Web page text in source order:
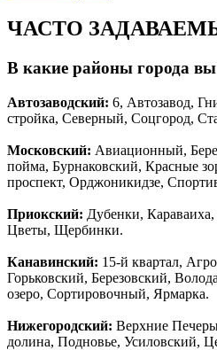
ЧАСТО
В какие районы города вы
Автозаводский: 6, Автозавод,
стройка, Северный, Соцгород,
Московский: Авиационный,
пойма, Бурнаковский, Красные
проспект, Орджоникидзе,
Приокский: Дубенки,
Цветы, Щербинки.
Канавинский: 15-й квартал,
Горьковский, Березовский,
озеро, Сортировочный, Ярмарка.
Нижегородский: Верхние
долина, Подновье, Усиловский,